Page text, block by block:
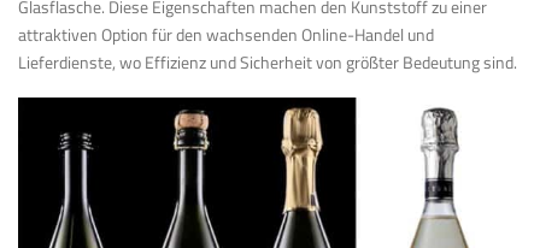
Glasflasche. Diese Eigenschaften machen den Kunststoff zu einer
attraktiven Option für den wachsenden Online-Handel und
Lieferdienste, wo Effizienz und Sicherheit von größter Bedeutung sind.